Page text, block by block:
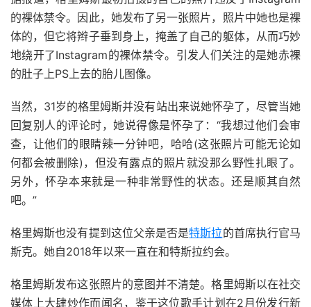
的裸体禁令。因此，她发布了另一张照片，照片中她也是裸
体的，但它将辫子垂到身上，掩盖了自己的躯体，从而巧妙
地绕开了Instagram的裸体禁令。引发人们关注的是她赤裸
的肚子上PS上去的胎儿图像。
当然，31岁的格里姆斯并没有站出来说她怀孕了，尽管当她
回复别人的评论时，她说得像是怀孕了：“我想过他们会审
查，让他们的眼睛辣一分钟吧，哈哈(这张照片可能无论如
何都会被删除)，但没有露点的照片就没那么野性扎眼了。
另外，怀孕本来就是一种非常野性的状态。还是顺其自然
吧。”
格里姆斯也没有提到这位父亲是否是特斯拉的首席执行官马
斯克。她自2018年以来一直在和特斯拉约会。
格里姆斯发布这张照片的意图并不清楚。格里姆斯以在社交
媒体上大肆炒作而闻名，鉴于这位歌手计划在2月份发行新